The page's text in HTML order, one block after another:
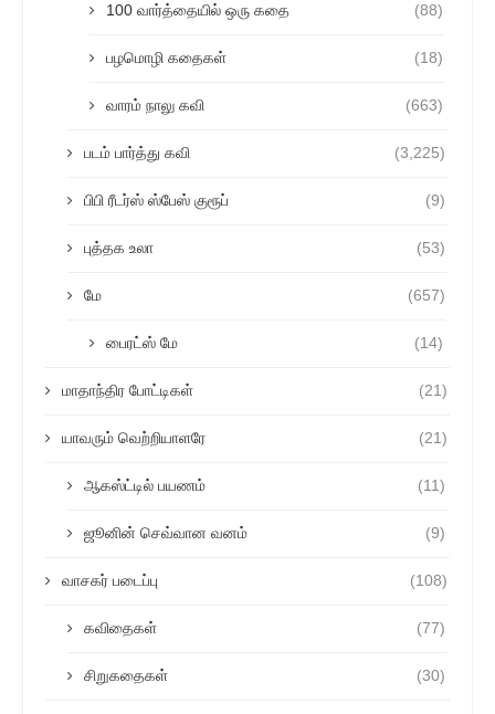
100 வார்த்தையில் ஒரு கதை (88)
பழமொழி கதைகள் (18)
வாரம் நாலு கவி (663)
படம் பார்த்து கவி (3,225)
பிபி ரீடர்ஸ் ஸ்பேஸ் குரூப் (9)
புத்தக உலா (53)
மே (657)
பைரட்ஸ் மே (14)
மாதாந்திர போட்டிகள் (21)
யாவரும் வெற்றியாளரே (21)
ஆகஸ்ட்டில் பயணம் (11)
ஜூனின் செவ்வான வனம் (9)
வாசகர் படைப்பு (108)
கவிதைகள் (77)
சிறுகதைகள் (30)